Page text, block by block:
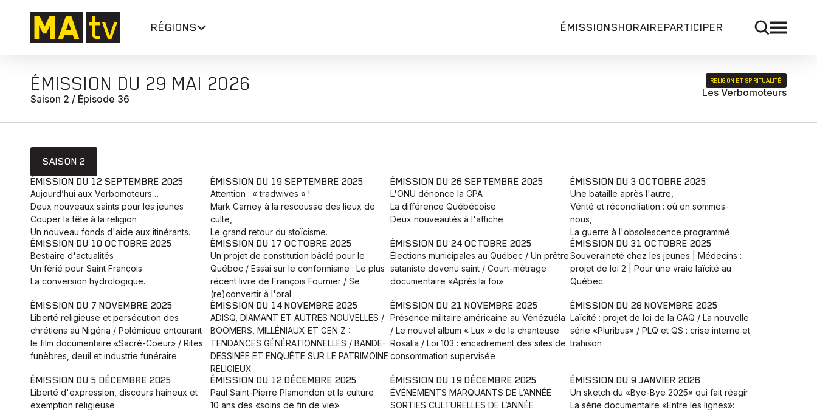
RÉGIONS ÉMISSIONSHORAIREPARTICIPER
ÉMISSION DU 29 MAI 2026
Saison 2 / Épisode 36
RELIGION ET SPIRITUALITÉ
Les Verbomoteurs
SAISON 2
ÉMISSION DU 12 SEPTEMBRE 2025
Aujourd’hui aux Verbomoteurs…
Deux nouveaux saints pour les jeunes
Couper la tête à la religion
Un nouveau fonds d'aide aux itinérants.
ÉMISSION DU 19 SEPTEMBRE 2025
Attention : « tradwives » !
Mark Carney à la rescousse des lieux de
culte,
Le grand retour du stoïcisme.
ÉMISSION DU 26 SEPTEMBRE 2025
L'ONU dénonce la GPA
La différence Québécoise
Deux nouveautés à l'affiche
ÉMISSION DU 3 OCTOBRE 2025
Une bataille après l'autre,
Vérité et réconciliation : où en sommes-
nous,
La guerre à l'obsolescence programmé.
ÉMISSION DU 10 OCTOBRE 2025
Bestiaire d'actualités
Un férié pour Saint François
La conversion hydrologique.
ÉMISSION DU 17 OCTOBRE 2025
Un projet de constitution bâclé pour le
Québec / Essai sur le conformisme : Le plus
récent livre de François Fournier / Se
(re)convertir à l'oral
ÉMISSION DU 24 OCTOBRE 2025
Élections municipales au Québec / Un prêtre
sataniste devenu saint / Court-métrage
documentaire «Après la foi»
ÉMISSION DU 31 OCTOBRE 2025
Souveraineté chez les jeunes | Médecins :
projet de loi 2 | Pour une vraie laïcité au
Québec
ÉMISSION DU 7 NOVEMBRE 2025
Liberté religieuse et persécution des
chrétiens au Nigéria / Polémique entourant
le film documentaire «Sacré-Coeur» / Rites
funèbres, deuil et industrie funéraire
ÉMISSION DU 14 NOVEMBRE 2025
ADISQ, DIAMANT ET AUTRES NOUVELLES /
BOOMERS, MILLÉNIAUX ET GEN Z :
TENDANCES GÉNÉRATIONNELLES / BANDE-
DESSINÉE ET ENQUÊTE SUR LE PATRIMOINE
RELIGIEUX
ÉMISSION DU 21 NOVEMBRE 2025
Présence militaire américaine au Vénézuéla
/ Le nouvel album « Lux » de la chanteuse
Rosalía / Loi 103 : encadrement des sites de
consommation supervisée
ÉMISSION DU 28 NOVEMBRE 2025
Laïcité : projet de loi de la CAQ / La nouvelle
série «Pluribus» / PLQ et QS : crise interne et
trahison
ÉMISSION DU 5 DÉCEMBRE 2025
Liberté d'expression, discours haineux et
exemption religieuse
ÉMISSION DU 12 DÉCEMBRE 2025
Paul Saint-Pierre Plamondon et la culture
10 ans des «soins de fin de vie»
ÉMISSION DU 19 DÉCEMBRE 2025
ÉVÉNEMENTS MARQUANTS DE L’ANNÉE
SORTIES CULTURELLES DE L’ANNÉE
ÉMISSION DU 9 JANVIER 2026
Un sketch du «Bye-Bye 2025» qui fait réagir
La série documentaire «Entre les lignes»: